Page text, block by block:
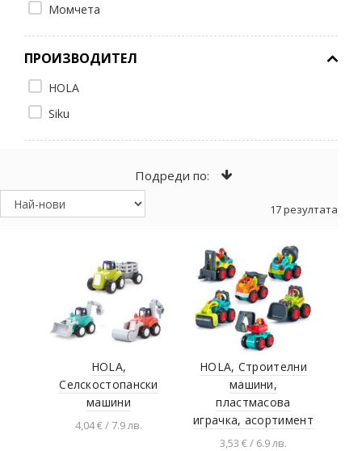
Момчета
ПРОИЗВОДИТЕЛ
HOLA
Siku
Подреди по:
17 резултата
HOLA,
Селскостопански
машини
4,04 € / 7.9 лв.
HOLA, Строителни
машини,
пластмасова
играчка, асортимент
3,53 € / 6.9 лв.